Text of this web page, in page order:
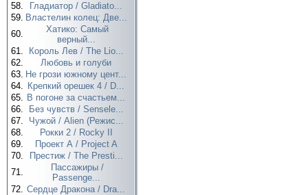
58.
Гладиатор / Gladiato...
59. Властелин колец: Две...
60.
Хатико: Самый
верный...
61.
Король Лев / The Lio...
62.
Любовь и голуби
63. Не грози южному цент...
64. Крепкий орешек 4 / D...
65. В погоне за счастьем...
66.
Без чувств / Sensele...
67.
Чужой / Alien (Режис...
68.
Рокки 2 / Rocky II
69.
Проект А / Project A
70.
Престиж / The Presti...
71.
Пассажиры /
Passenge...
72. Сердце Дракона / Dra...